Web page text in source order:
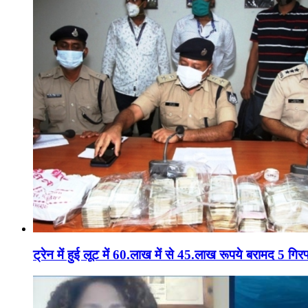
ट्रेन में हुई लूट में 60.लाख में से 45.लाख रूपये बरामद 5